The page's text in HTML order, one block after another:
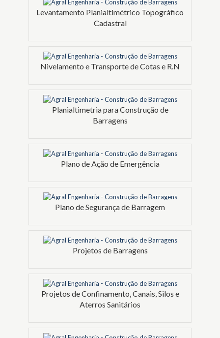
Levantamento Planialtimétrico Topográfico
Cadastral
Nivelamento e Transporte de Cotas e R.N
Planialtimetria para Construção de
Barragens
Plano de Ação de Emergência
Plano de Segurança de Barragem
Projetos de Barragens
Projetos de Confinamento, Canais, Silos e
Aterros Sanitários